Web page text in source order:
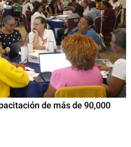
de más de 90,000